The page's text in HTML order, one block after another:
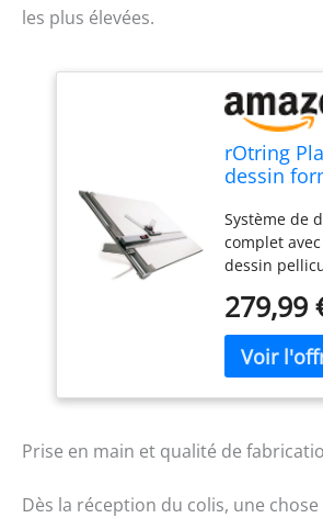
les plus élevées.
rOtring
dessin
Système de
complet
dessin
en
revêtement
Règle
système de
Appareil à
Piètement
279,99
Prise en main et qualité de
Dès la réception du colis, une chose